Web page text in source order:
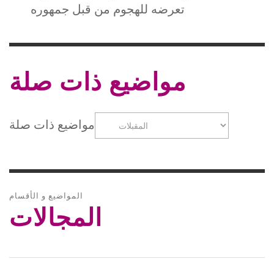
تعرضه للهجوم من قبل جمهوره
مواضيع ذات صلة
مواضيع ذات صلة
المواضيع و الأقسام
المجالات